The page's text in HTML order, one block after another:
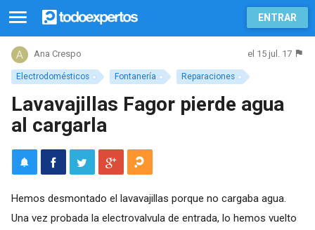
ENTRAR
Electrodomésticos Fontanería Reparaciones
Ana Crespo el 15 jul. 17
Lavavajillas Fagor pierde agua
al cargarla
Hemos desmontado el lavavajillas porque no cargaba agua.
Una vez probada la electrovalvula de entrada, lo hemos vuelto